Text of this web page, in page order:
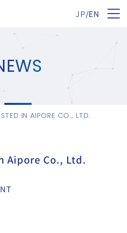
JP/EN
IN AIPORE CO., LTD.
Aipore Co., Ltd.